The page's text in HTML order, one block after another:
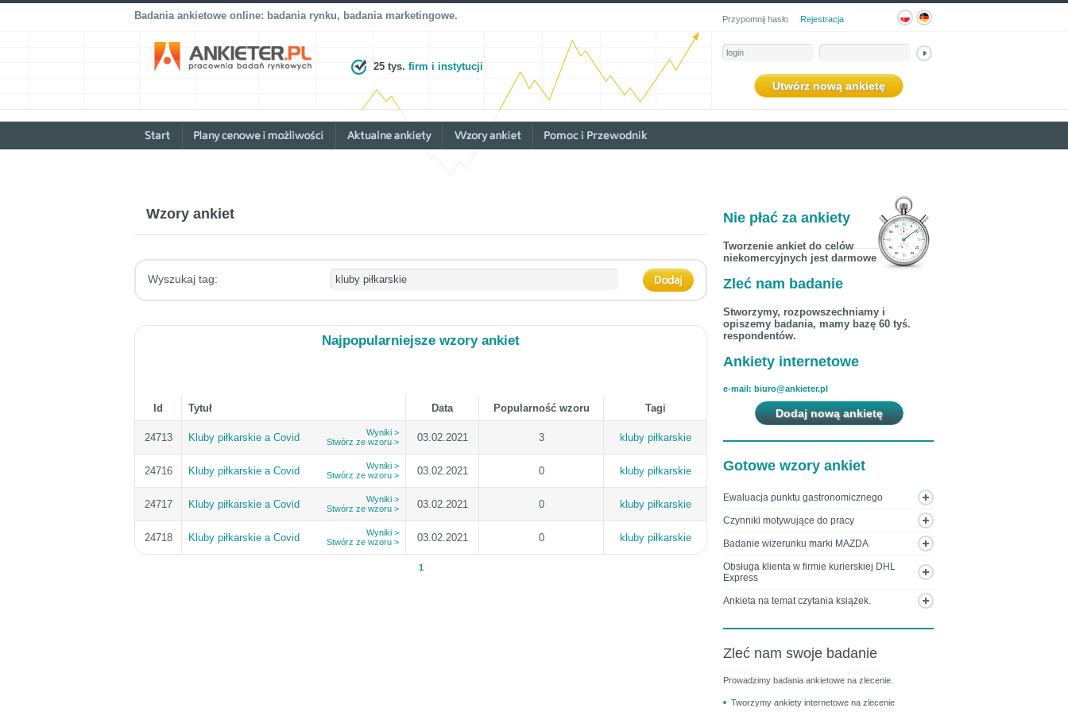
Badania ankietowe online: badania rynku, badania marketingowe.
25 tys. firm i instytucji
Przypomnij hasło Rejestracja
Utwórz nową ankietę
Wzory ankiet
Wyszukaj tag:
Najpopularniejsze wzory ankiet
Id Tytuł Data Popularność wzoru Tagi
24713 Kluby piłkarskie a Covid
Wyniki >
Stwórz ze wzoru >
03.02.2021 3 kluby piłkarskie
24716 Kluby piłkarskie a Covid
Wyniki >
Stwórz ze wzoru >
03.02.2021 0 kluby piłkarskie
24717 Kluby piłkarskie a Covid
Wyniki >
Stwórz ze wzoru >
03.02.2021 0 kluby piłkarskie
24718 Kluby piłkarskie a Covid
Wyniki >
Stwórz ze wzoru >
03.02.2021 0 kluby piłkarskie
1
Nie płać za ankiety
Tworzenie ankiet do celów
niekomercyjnych jest darmowe
Zleć nam badanie
Stworzymy, rozpowszechniamy i
opiszemy badania, mamy bazę 60 tyś.
respondentów.
Ankiety internetowe
e-mail: biuro@ankieter.pl
Dodaj nową ankietę
Gotowe wzory ankiet
Ewaluacja punktu gastronomicznego
Czynniki motywujące do pracy
Badanie wizerunku marki MAZDA
Obsługa klienta w firmie kurierskiej DHL
Express
Ankieta na temat czytania książek.
Zleć nam swoje badanie
Prowadzimy badania ankietowe na zlecenie.
Tworzymy ankiety internetowe na zlecenie